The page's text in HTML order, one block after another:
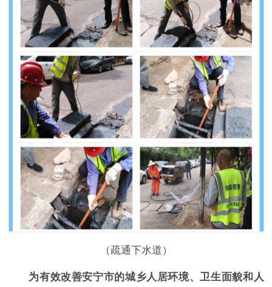
（疏通下水道）
为有效改善安宁市的城乡人居环境、卫生面貌和人